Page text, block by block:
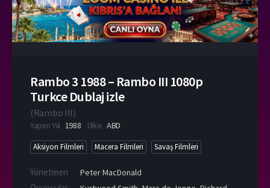
Rambo 3 1988 – Rambo III 1080p
Turkce Dublaj izle
(Rambo III)
Yapım Yılı 1988 Ülke ABD
Aksiyon Filmleri Macera Filmleri Savaş Filmleri
Yönetmen Peter MacDonald